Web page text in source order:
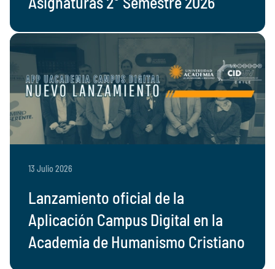
13 Julio 2026
Lanzamiento oficial de la
Aplicación Campus Digital en la
Academia de Humanismo Cristiano